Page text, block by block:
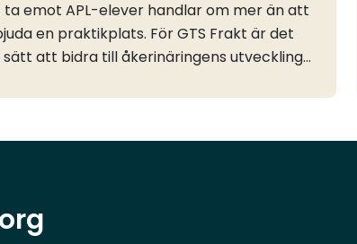
emot APL-elever handlar om mer än att
en praktikplats. För GTS Frakt är det
att bidra till åkerinäringens utveckling
och kunskap förs vidare mellan
kompetensförsörjning, där APL har